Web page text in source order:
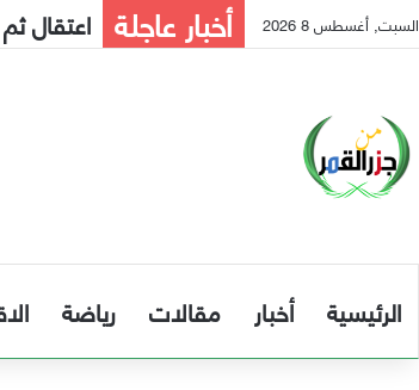
السبت, أغسطس 8 2026 أخبار عاجلة إنذار
الرئيسية أخبار مقالات رياضة